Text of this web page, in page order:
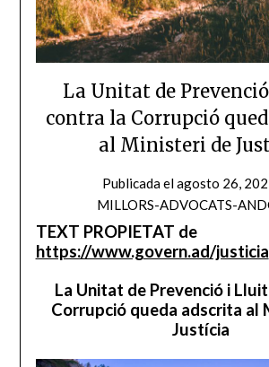
La Unitat de
contra la Corrupció
al Ministeri de
Publicada elagosto 26,
MILLORS-ADVOCATS-
TEXT PROPIETAT de
https://www.govern.ad/justicia
La Unitat de Prevenció i
Corrupció queda adscrita al
Justícia